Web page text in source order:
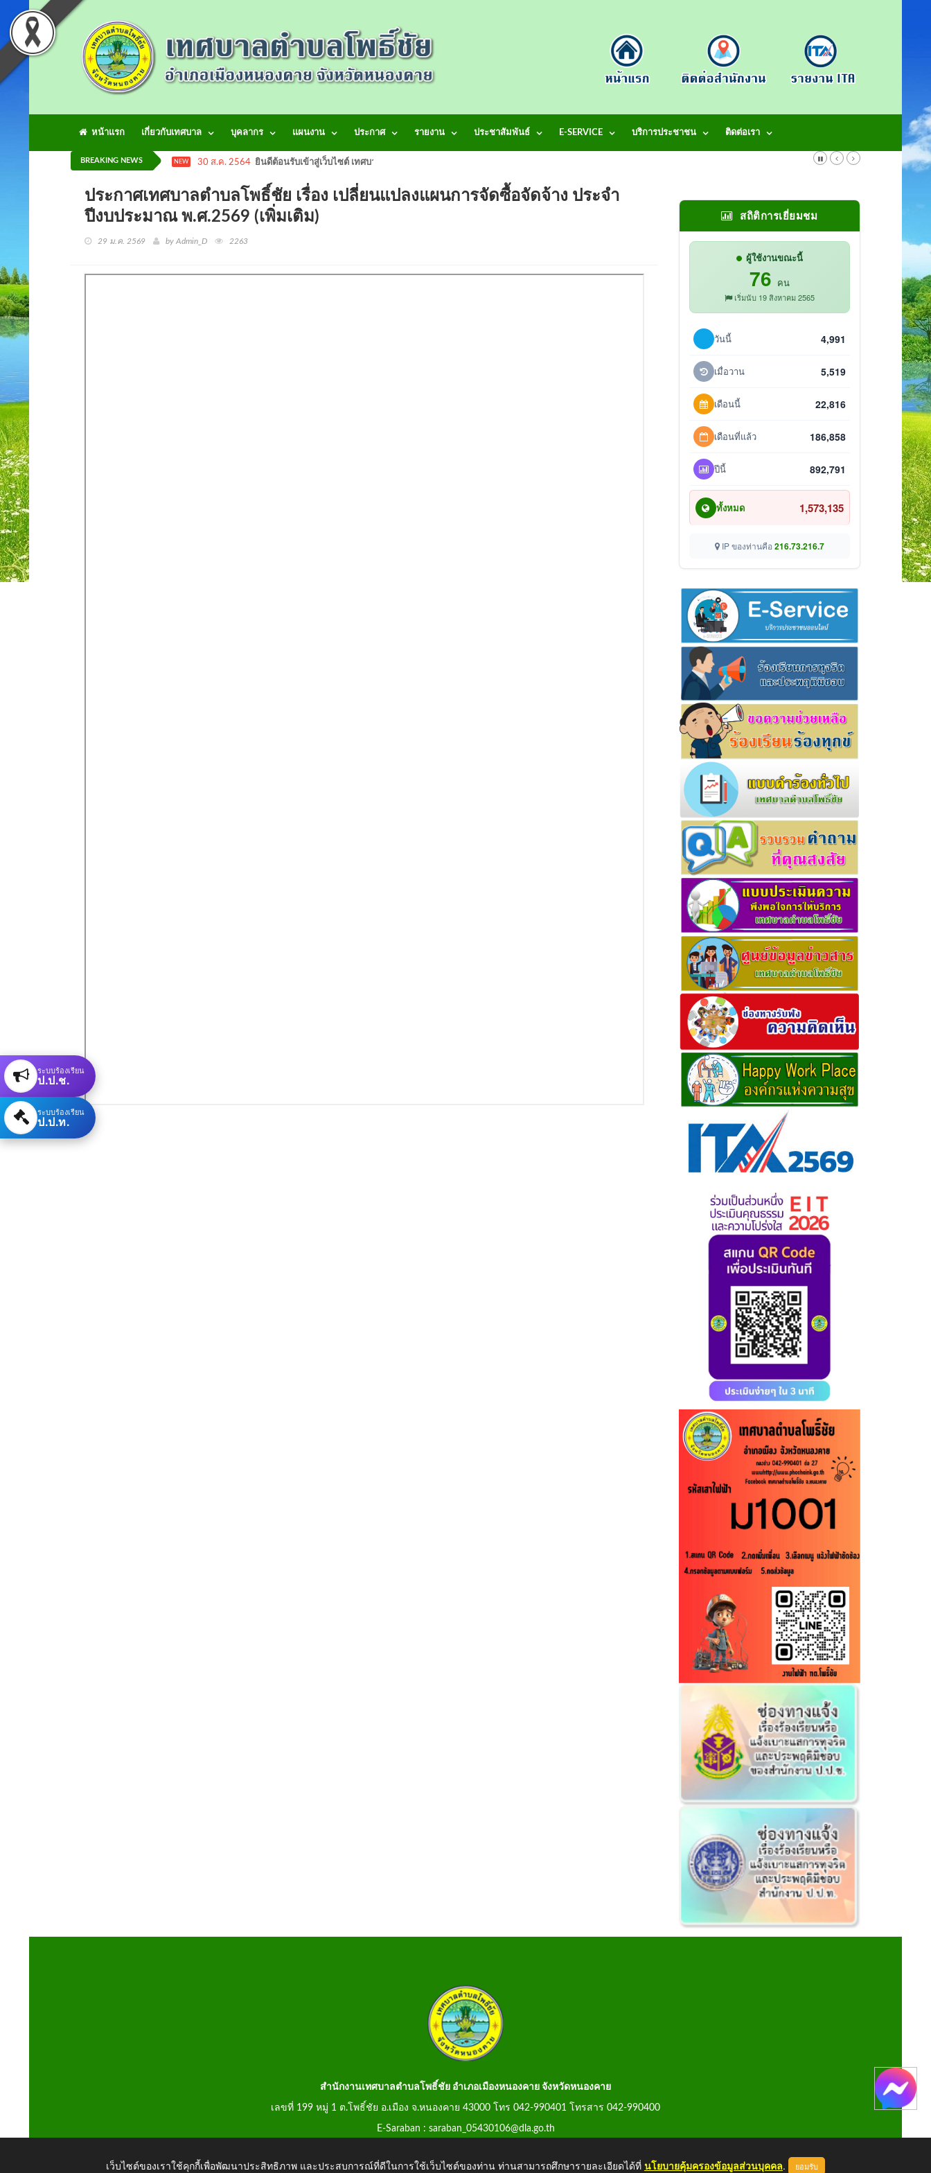
หน้าแรก เกี่ยวกับเทศบาล บุคลากร แผนงาน ประกาศ รายงาน ประชาสัมพันธ์ E-SERVICE บริการประชาชน ติดต่อเรา
BREAKING NEWS NEW 30 ส.ค. 2564 ยินดีต้อนรับเข้าสู่เว็บไซต์ เทศบาลตำบลโพธิ์ชัย
ประกาศเทศบาลตำบลโพธิ์ชัย เรื่อง เปลี่ยนแปลงแผนการจัดซื้อจัดจ้าง ประจำ
ปีงบประมาณ พ.ศ.2569 (เพิ่มเติม)
29 ม.ค. 2569 by Admin_D 2263
สถิติการเยี่ยมชม
ผู้ใช้งานขณะนี้
76 คน
เริ่มนับ 19 สิงหาคม 2565
วันนี้ 4,991
เมื่อวาน 5,519
เดือนนี้ 22,816
เดือนที่แล้ว 186,858
ปีนี้ 892,791
ทั้งหมด 1,573,135
IP ของท่านคือ 216.73.216.7
สำนักงานเทศบาลตำบลโพธิ์ชัย อำเภอเมืองหนองคาย จังหวัดหนองคาย
เลขที่ 199 หมู่ 1 ต.โพธิ์ชัย อ.เมือง จ.หนองคาย 43000 โทร 042-990401 โทรสาร 042-990400
E-Saraban : saraban_05430106@dla.go.th
ระบบร้องเรียน
ป.ป.ช.
ระบบร้องเรียน
ป.ป.ท.
เว็บไซต์ของเราใช้คุกกี้เพื่อพัฒนาประสิทธิภาพ และประสบการณ์ที่ดีในการใช้เว็บไซต์ของท่าน ท่านสามารถศึกษารายละเอียดได้ที่ นโยบายคุ้มครองข้อมูลส่วนบุคคล. ยอมรับ